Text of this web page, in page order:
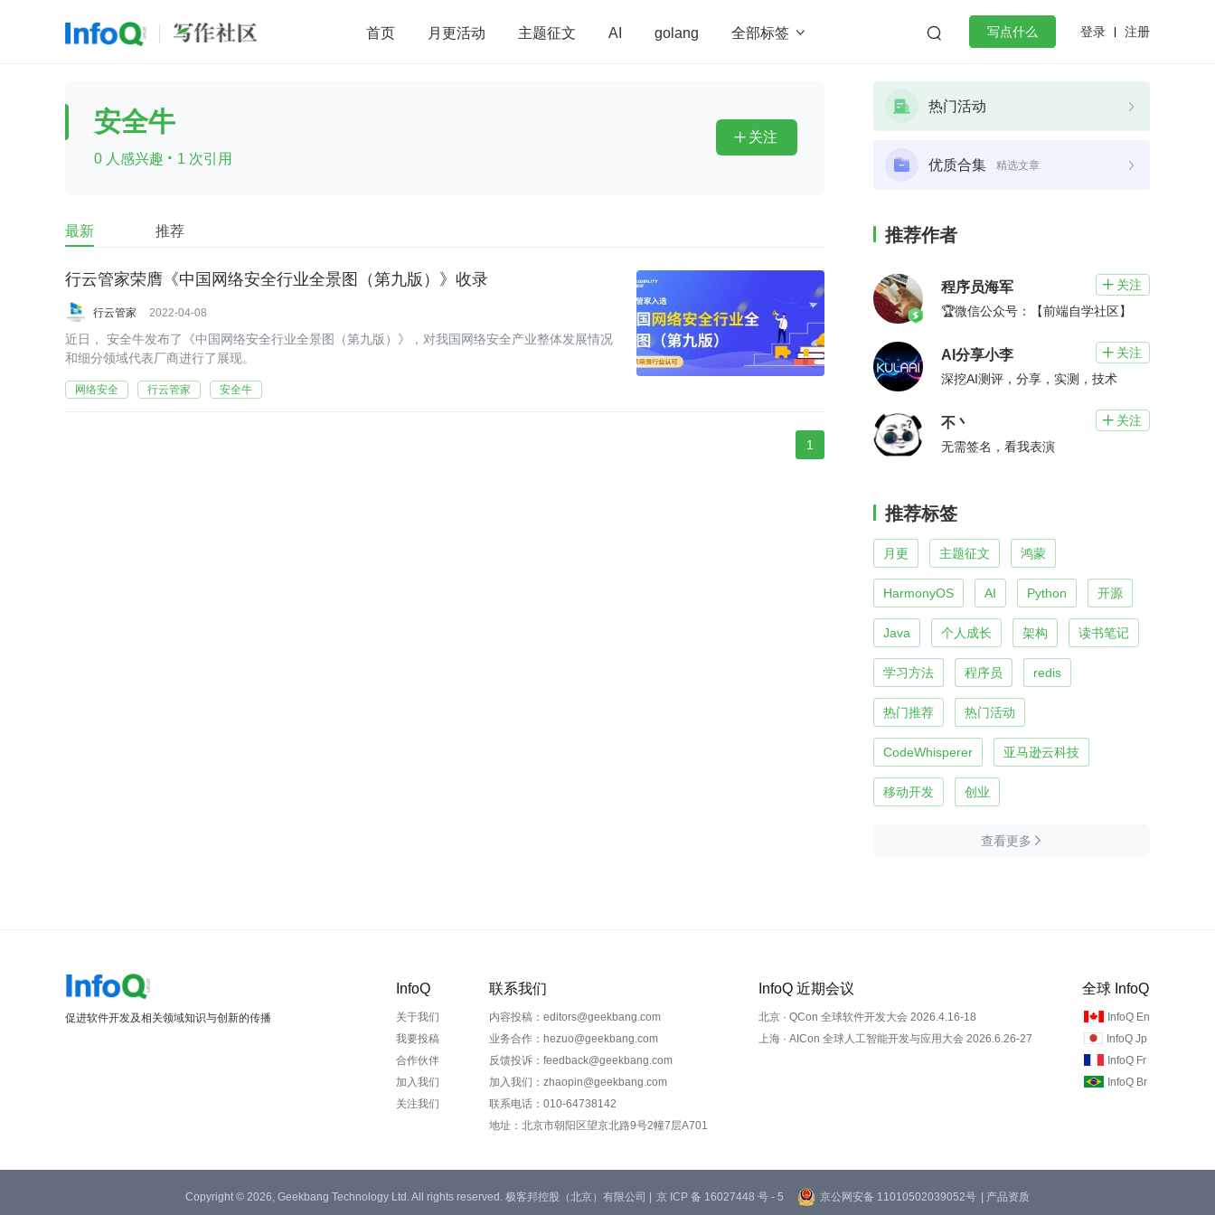
首页 月更活动 主题征文 AI golang 全部标签   写点什么 登录 注册
前端 AI redis
查看更多
安全牛
0 人感兴趣 · 1 次引用
 关注
最新 推荐
行云管家荣膺《中国网络安全行业全景图（第九版）》收录
行云管家 2022-04-08
近日， 安全牛发布了《中国网络安全行业全景图（第九版）》，对我国网络安全产业整体发展情况
和细分领域代表厂商进行了展现。
网络安全 行云管家 安全牛
1
热门活动
优质合集 精选文章
推荐作者
程序员海军  关注
🏆微信公众号：【前端自学社区】
AI分享小李  关注
深挖AI测评，分享，实测，技术
不丶  关注
无需签名，看我表演
推荐标签
月更 主题征文 鸿蒙
HarmonyOS AI Python 开源
Java 个人成长 架构 读书笔记
学习方法 程序员 redis
热门推荐 热门活动
CodeWhisperer 亚马逊云科技
移动开发 创业
查看更多 
促进软件开发及相关领域知识与创新的传播
InfoQ
关于我们
我要投稿
合作伙伴
加入我们
关注我们
联系我们
内容投稿：editors@geekbang.com
业务合作：hezuo@geekbang.com
反馈投诉：feedback@geekbang.com
加入我们：zhaopin@geekbang.com
联系电话：010-64738142
地址：北京市朝阳区望京北路9号2幢7层A701
InfoQ 近期会议
北京 · QCon 全球软件开发大会 2026.4.16-18
上海 · AICon 全球人工智能开发与应用大会 2026.6.26-27
全球 InfoQ
InfoQ En
InfoQ Jp
InfoQ Fr
InfoQ Br
Copyright © 2026, Geekbang Technology Ltd. All rights reserved. 极客邦控股（北京）有限公司 | 京 ICP 备 16027448 号 - 5 京公网安备 11010502039052号 | 产品资质